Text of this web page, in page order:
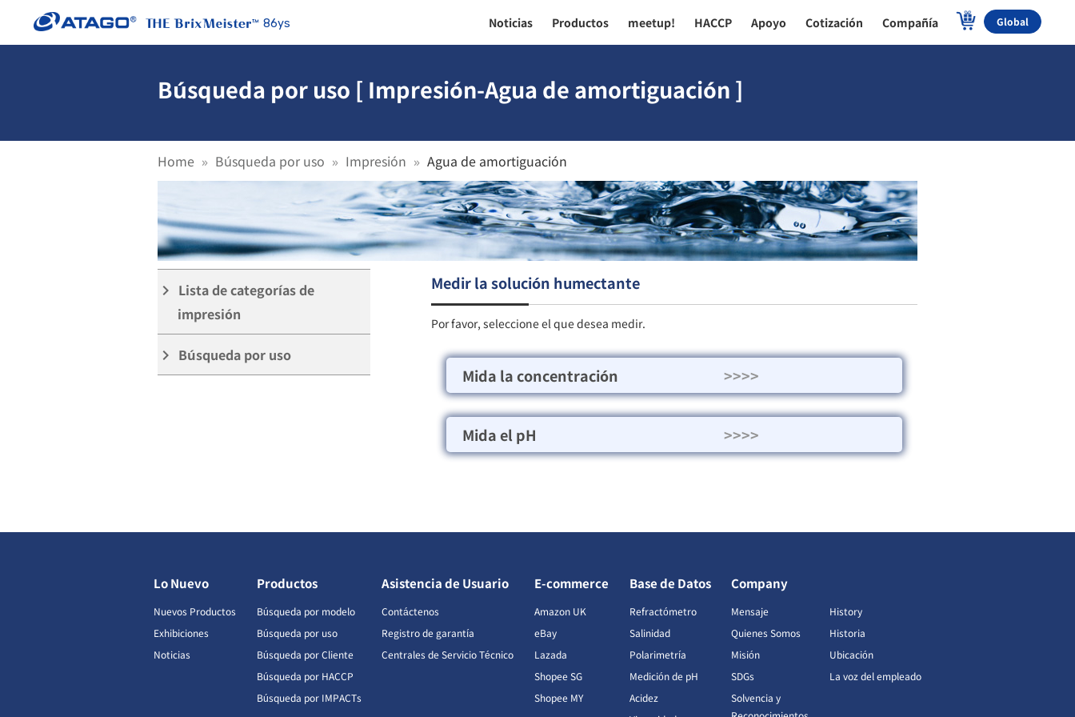
86ys Noticias Productos meetup! HACCP Apoyo Cotización Compañía Global
Búsqueda por uso [ Impresión-Agua de amortiguación ]
Home Búsqueda por uso Impresión Agua de amortiguación
keyboard_arrow_right Lista de categorías de
impresión
keyboard_arrow_right Búsqueda por uso
Medir la solución humectante
Por favor, seleccione el que desea medir.
Mida la concentración >>>>
Mida el pH >>>>
Lo Nuevo
Nuevos Productos
Exhibiciones
Noticias
Productos
Búsqueda por modelo
Búsqueda por uso
Búsqueda por Cliente
Búsqueda por HACCP
Búsqueda por IMPACTs
Asistencia de Usuario
Contáctenos
Registro de garantía
Centrales de Servicio Técnico
E-commerce
Amazon UK
eBay
Lazada
Shopee SG
Shopee MY
Base de Datos
Refractómetro
Salinidad
Polarimetría
Medición de pH
Acidez
Company
Mensaje
Quienes Somos
Misión
SDGs
Solvencia y
History
Historia
Ubicación
La voz del empleado